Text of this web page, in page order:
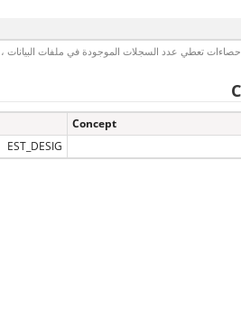
تعطي عدد السجلات الموجودة في ملفات البيانات ،
Concept
EST_DESIG